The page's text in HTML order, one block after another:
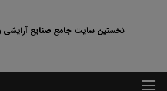
نخستین سایت جامع صنایع آرایشی